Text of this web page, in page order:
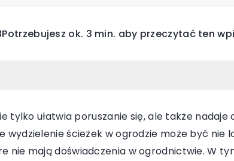
Potrzebujesz ok. 3 min. aby przeczytać ten
tylko ułatwia poruszanie się, ale także nadaje
wydzielenie ścieżek w ogrodzie może być nie
nie mają doświadczenia w ogrodnictwie. W
INNE